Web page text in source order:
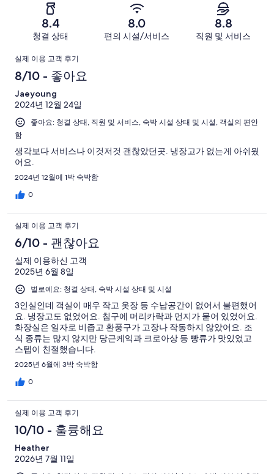
후
기
228
후
기
중
161
개
개
이
후
기
중
74
개
492
개
용
후
기
20
별
로
요.
492
개
이
용
후
기
중
개
8.4
청결 상태
8.0
편의 시설/서비스
8.8
직원 및 서비스
이
용
후
기
실제 이용 고객 후기
8/10 - 좋아요
Jaeyoung
2024년 12월 24일
좋아요: 청결 상태, 직원 및 서비스, 숙박 시설 상태 및 시설, 객실의 편안
함
생각보다 서비스나 이것저것 괜찮았던곳. 냉장고가 없는게 아쉬웠
어요.
2024년 12월에 1박 숙박함
0
실제 이용 고객 후기
6/10 - 괜찮아요
실제 이용하신 고객
2025년 6월 8일
별로예요: 청결 상태, 숙박 시설 상태 및 시설
3인실인데 객실이 매우 작고 옷장 등 수납공간이 없어서 불편했어
요. 냉장고도 없었어요. 침구에 머리카락과 먼지가 묻어 있었어요.
화장실은 일자로 비좁고 환풍구가 고장나 작동하지 않았어요. 조
식 종류는 많지 않지만 당근케익과 크로아상 등 빵류가 맛있었고
스텝이 친절했습니다.
2025년 6월에 3박 숙박함
0
실제 이용 고객 후기
10/10 - 훌륭해요
Heather
2026년 7월 11일